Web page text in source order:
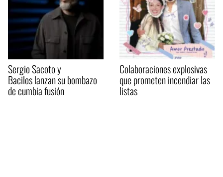
Sergio Sacoto y
Bacilos lanzan su bombazo
de cumbia fusión
Colaboraciones explosivas
que prometen incendiar las
listas